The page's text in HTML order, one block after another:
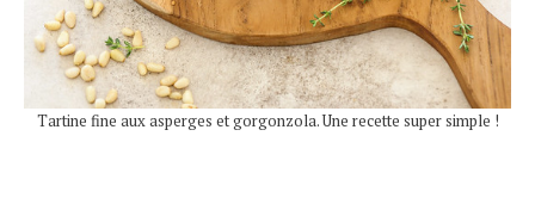
Tartine fine aux asperges et gorgonzola. Une recette super simple !